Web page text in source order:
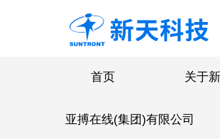
首页 关于
亚搏在线(集团)有限公司